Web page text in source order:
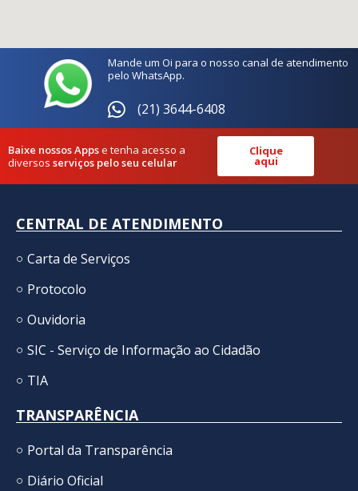
Mande um Oi para o nosso canal de atendimento
pelo WhatsApp.
(21) 3644-6408
Baixe nossos Appse tenha acesso a
diversos serviços pelo seu celular
Clique
aqui
CENTRAL DE ATENDIMENTO
Carta de Serviços
Protocolo
Ouvidoria
SIC - Serviço de Informação ao Cidadão
TIA
TRANSPARÊNCIA
Portal da Transparência
Diário Oficial